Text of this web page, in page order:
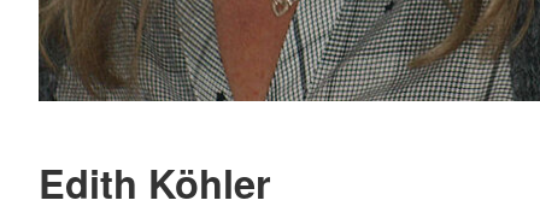
Edith Köhler